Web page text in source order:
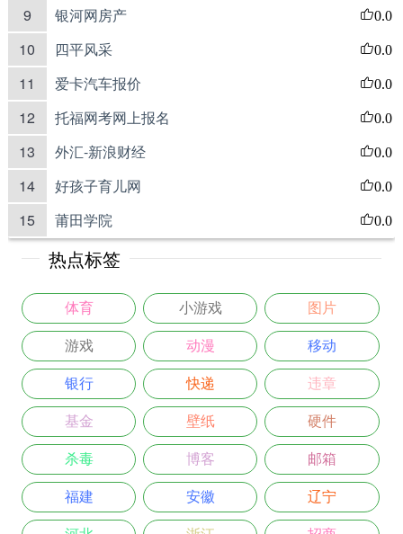
9 银河网房产 0.0
10 四平风采 0.0
11 爱卡汽车报价 0.0
12 托福网考网上报名 0.0
13 外汇-新浪财经 0.0
14 好孩子育儿网 0.0
15 莆田学院 0.0
热点标签
体育 小游戏 图片
游戏 动漫 移动
银行 快递 违章
基金 壁纸 硬件
杀毒 博客 邮箱
福建 安徽 辽宁